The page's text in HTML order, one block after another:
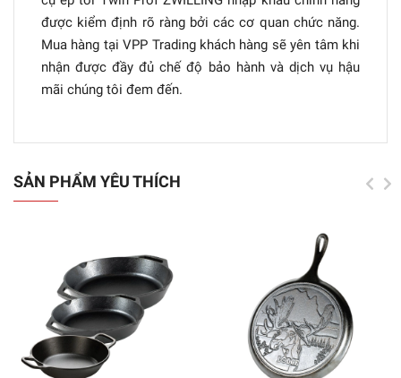
được kiểm định rõ ràng bởi các cơ quan chức năng.
Mua hàng tại VPP Trading khách hàng sẽ yên tâm khi
nhận được đầy đủ chế độ bảo hành và dịch vụ hậu
mãi chúng tôi đem đến.
SẢN PHẨM YÊU THÍCH